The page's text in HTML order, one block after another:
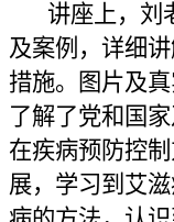
讲座上，刘
及案例， 详细
措施。 图片及
了解了党和国
在疾病预防控
展，学习到 艾